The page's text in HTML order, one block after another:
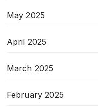
May 2025
April 2025
March 2025
February 2025